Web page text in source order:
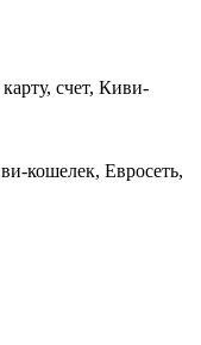
счет, Киви-
кошелек, Евросеть,